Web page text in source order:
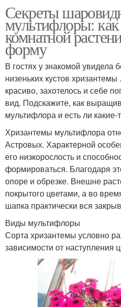
Секреты
мультифлоры:
комнатной
форму
В гостях у знакомой увидела
низеньких кустов
красиво, захотелось и себе
вид. Подскажите, как
мультифлора и есть ли
Хризантемы мультифлора
Астровых. Характерной
его низкорослость и
формироваться. Благодаря
опоре и обрезке. Внешне
покрытого цветами, а во
шапка практически вся
Виды мультифлоры
Сорта хризантемы условно
зависимости от наступления